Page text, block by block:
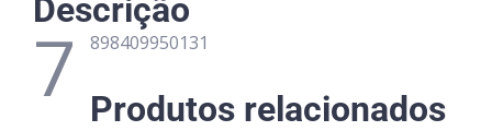
Descrição
7 898409950131
Produtos relacionados